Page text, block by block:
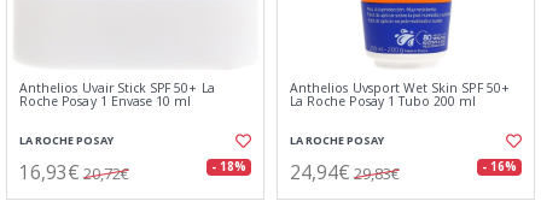
Anthelios Uvair Stick SPF 50+ La
Roche Posay 1 Envase 10 ml
LA ROCHE POSAY
16,93€ 20,72€ - 18%
Anthelios Uvsport Wet Skin SPF 50+
La Roche Posay 1 Tubo 200 ml
LA ROCHE POSAY
24,94€ 29,83€ - 16%